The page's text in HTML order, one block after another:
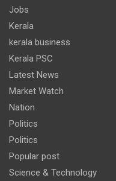
Jobs
Kerala
kerala business
Kerala PSC
Latest News
Market Watch
Nation
Politics
Politics
Popular post
Science & Technology